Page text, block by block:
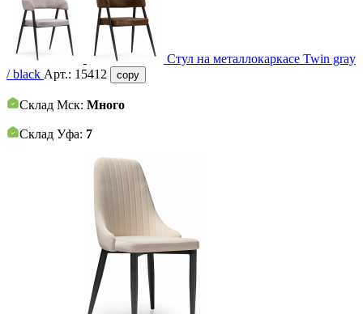
Стул на металлокаркасе Twin gray
/ black Арт.: 15412 copy
Склад Мск: Много
Склад Уфа: 7